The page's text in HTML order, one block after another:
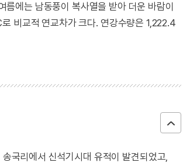
에는 남동풍이 복사열을 받아 더운 바람이
비교적 연교차가 크다. 연강수량은 1,222.4
국리에서 신석기시대 유적이 발견되었고,